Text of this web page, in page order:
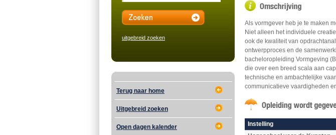
uitgebreid zoeken
Terug naar home
Uitgebreid zoeken
Open dagen kalender
Als vormgever heb je te maken
Niet alleen het individuele
ook de kwaliteit van
ontwerpproces en de
bacheloropleiding Vormgeving
die over een breed scala aan
technische en ambachtelijke
communicatieve vaardigheden
Instelling